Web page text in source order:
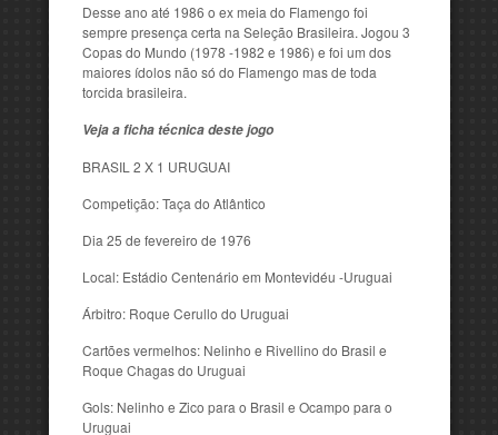
Desse ano até 1986 o ex meia do Flamengo foi
sempre presença certa na Seleção Brasileira. Jogou 3
Copas do Mundo (1978 -1982 e 1986) e foi um dos
maiores ídolos não só do Flamengo mas de toda
torcida brasileira.
Veja a ficha técnica deste jogo
BRASIL 2 X 1 URUGUAI
Competição: Taça do Atlântico
Dia 25 de fevereiro de 1976
Local: Estádio Centenário em Montevidéu -Uruguai
Árbitro: Roque Cerullo do Uruguai
Cartões vermelhos: Nelinho e Rivellino do Brasil e
Roque Chagas do Uruguai
Gols: Nelinho e Zico para o Brasil e Ocampo para o
Uruguai